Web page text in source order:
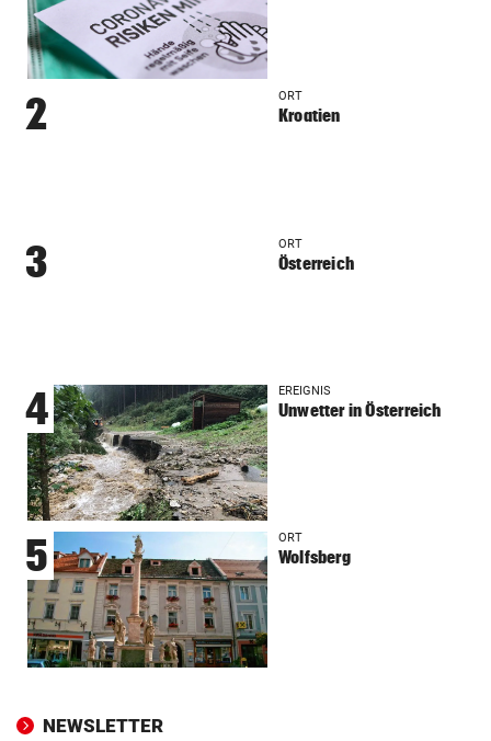
2 ORT
Kroatien
3 ORT
Österreich
4 EREIGNIS
Unwetter in Österreich
5 ORT
Wolfsberg
NEWSLETTER